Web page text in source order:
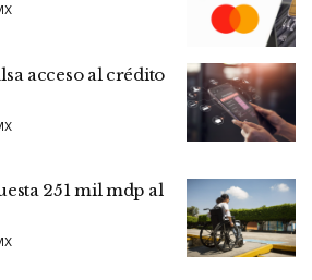
acceso al crédito
251 mil mdp al